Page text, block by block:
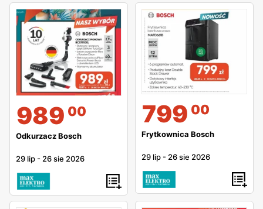
989 00
Odkurzacz Bosch
29 lip - 26 sie 2026
799 00
Frytkownica Bosch
29 lip - 26 sie 2026